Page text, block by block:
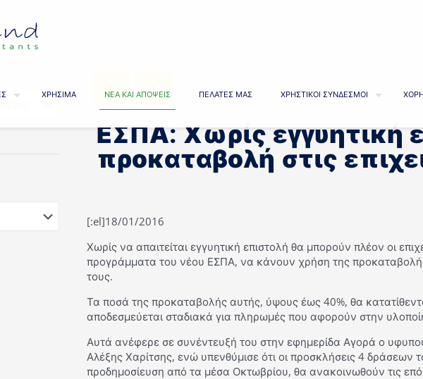
ΧΡΗΣΙΜΑ ΝΕΑ ΚΑΙ ΑΠΟΨΕΙΣ ΠΕΛΑΤΕΣ ΜΑΣ ΧΡΗΣΤΙΚΟΙ ΣΥΝΔΕΣΜΟΙ
ΕΣΠΑ: Χωρίς εγγυητική
προκαταβολή στις
[:el]18/01/2016
Χωρίς να απαιτείται εγγυητική επιστολή θα μπορούν πλέον οι
προγράμματα του νέου ΕΣΠΑ, να κάνουν χρήση της
τους.
Τα ποσά της προκαταβολής αυτής, ύψους έως 40%, θα
αποδεσμεύεται σταδιακά για πληρωμές που αφορούν στην
Αυτά ανέφερε σε συνέντευξή του στην εφημερίδα Αγορά ο
Αλέξης Χαρίτσης, ενώ υπενθύμισε ότι οι προσκλήσεις 4 δράσεων
προδημοσίευση από τα μέσα Οκτωβρίου, θα ανακοινωθούν τις